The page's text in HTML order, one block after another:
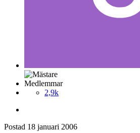
Medlemmar
2,9k
Postad 18 januari 2006